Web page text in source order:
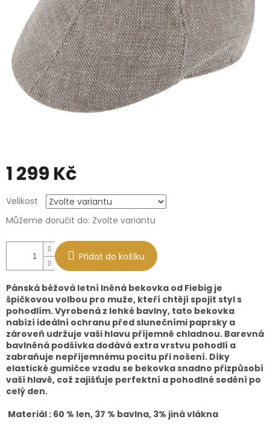
1 299 Kč
cena:
Velikost
Můžeme doručit do: Zvolte variantu
Přidat do košíku
Pánská béžová letní lněná bekovka od Fiebig je
špičkovou volbou pro muže, kteří chtějí spojit styl s
pohodlím. Vyrobená z lehké bavlny, tato bekovka
nabízí ideální ochranu před slunečními paprsky a
zároveň udržuje vaši hlavu příjemně chladnou. Barevná
bavlněná podšívka dodává extra vrstvu pohodlí a
zabraňuje nepříjemnému pocitu při nošení. Díky
elastické gumičce vzadu se bekovka snadno přizpůsobí
vaší hlavě, což zajišťuje perfektní a pohodlné sedění po
celý den.
Materiál : 60 % len, 37 % bavlna, 3% jiná vlákna